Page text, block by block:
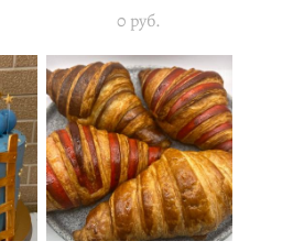
0 pуб.